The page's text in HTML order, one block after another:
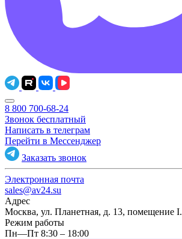
8 800 700-68-24
Звонок бесплатный
Написать в телеграм
Перейти в Мессенджер
Заказать звонок
Электронная почта
sales@av24.su
Адрес
Москва, ул. Планетная, д. 13, помещение I.
Режим работы
Пн—Пт 8:30 – 18:00